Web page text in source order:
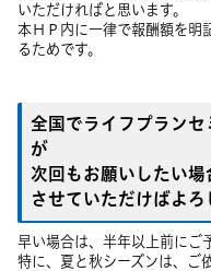
いただければと思います。
本ＨＰ内に一律で報酬額を明
るためです。
全国でライフプラン
が
次回もお願いしたい
させていただけばよろ
早い場合は、半年以上前にご
特に、夏と秋シーズンは、ご